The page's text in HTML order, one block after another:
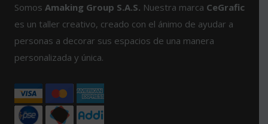
página
de
producto
Somos Amaking Group S.A.S. Nuestra marca CeGrafic
es un taller creativo, creado con el ánimo de ayudar a
personas a decorar sus espacios de una manera
personalizada y única.